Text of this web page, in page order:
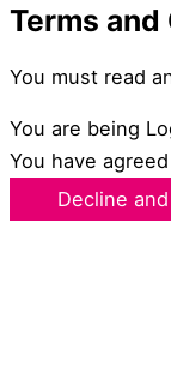
Terms
You must read
You are being
You have
Decline